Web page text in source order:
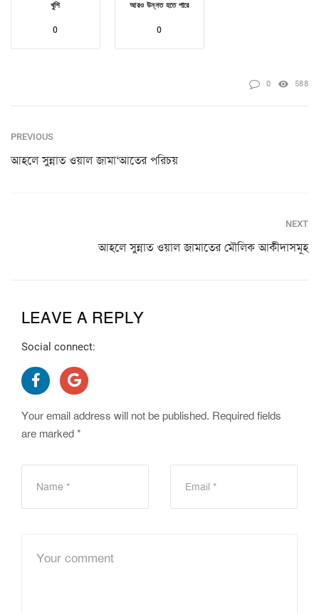
খুশি
0
আরও উন্নত হতে পারে
0
0 588
PREVIOUS
আহলে সুন্নাত ওয়াল জামা‘আতের পরিচয়
NEXT
আহলে সুন্নাত ওয়াল জামাতের মৌলিক আকীদাসমূহ
LEAVE A REPLY
Social connect:
Your email address will not be published. Required fields
are marked *